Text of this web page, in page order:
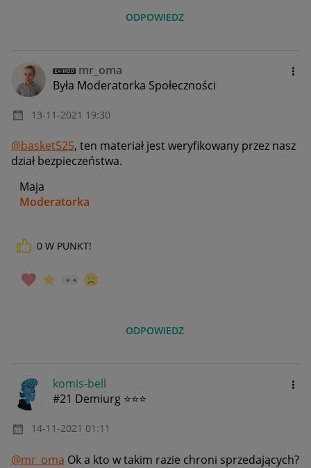
ODPOWIEDZ
mr_oma
Była Moderatorka Społeczności
‎13-11-2021 19:30
@basket525, ten materiał jest weryfikowany przez nasz
dział bezpieczeństwa.
Maja
Moderatorka
_____________
0 W PUNKT!
ODPOWIEDZ
komis-bell
#21 Demiurg ⭐⭐⭐
‎14-11-2021 01:11
@mr_oma Ok a kto w takim razie chroni sprzedających?